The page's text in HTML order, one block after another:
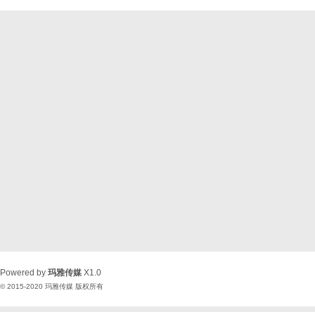
Powered by 玛雅传媒 X1.0
© 2015-2020 玛雅传媒 版权所有